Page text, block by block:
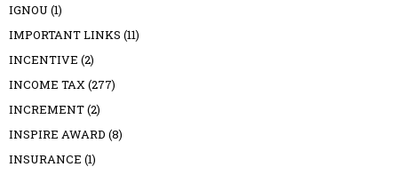
IGNOU (1)
IMPORTANT LINKS (11)
INCENTIVE (2)
INCOME TAX(277)
INCREMENT(2)
INSPIRE AWARD (8)
INSURANCE (1)